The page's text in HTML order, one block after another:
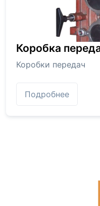
Коробка
Коробки передач
Подробнее